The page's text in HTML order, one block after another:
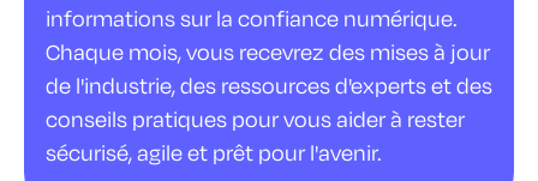
informations sur la confiance numérique.
Chaque mois, vous recevrez des mises à jour
de l'industrie, des ressources d'experts et des
conseils pratiques pour vous aider à rester
sécurisé, agile et prêt pour l'avenir.